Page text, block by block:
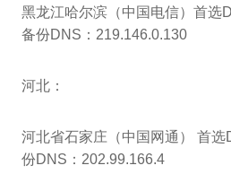
黑龙江哈尔滨（中国电信）首选
备份DNS：219.146.0.130
河北：
河北省石家庄（中国网通） 首
份DNS：202.99.166.4